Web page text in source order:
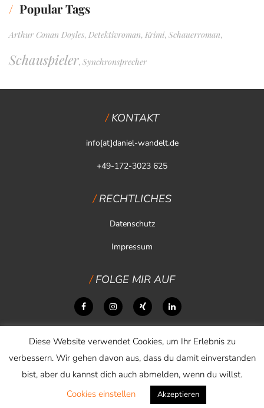
Popular Tags
Arthur Conan Doyles, Detektivroman, Krimi, Schauerroman,
Schauspieler, Synchronsprecher
KONTAKT
info[at]daniel-wandelt.de
+49-172-3023 625
RECHTLICHES
Datenschutz
Impressum
FOLGE MIR AUF
Copyright © 2026 Daniel Wandelt
Diese Website verwendet Cookies, um Ihr Erlebnis zu
verbessern. Wir gehen davon aus, dass du damit einverstanden
bist, aber du kannst dich auch abmelden, wenn du willst.
Cookies einstellen
Akzeptieren